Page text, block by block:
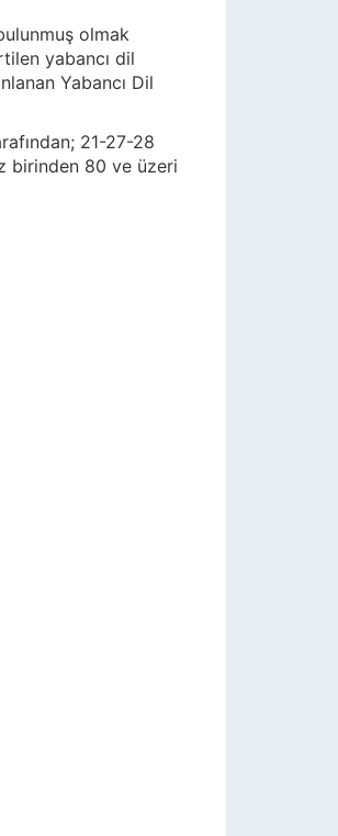
olmak
yabancı dil
Yabancı Dil
21-27-28
birinden 80 ve üzeri